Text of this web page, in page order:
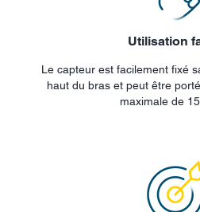
Utilisation
Le capteur est facilement fixé
haut du bras et peut être
maximale de